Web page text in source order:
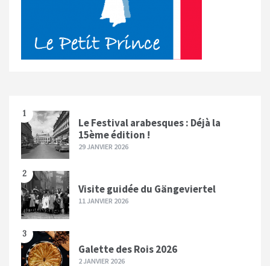
1
Le Festival arabesques : Déjà la
15ème édition !
29 JANVIER 2026
2
Visite guidée du Gängeviertel
11 JANVIER 2026
3
Galette des Rois 2026
2 JANVIER 2026